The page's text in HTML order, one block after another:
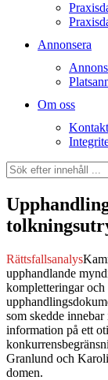
Annonsera
Om oss
Sök
Rättsfallsanalys
upphandlande
kompletteringar
som skedde
information på ett
Granlund och
domen.